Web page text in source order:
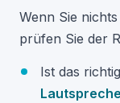
Wenn Sie
prüfen Sie der
Ist das